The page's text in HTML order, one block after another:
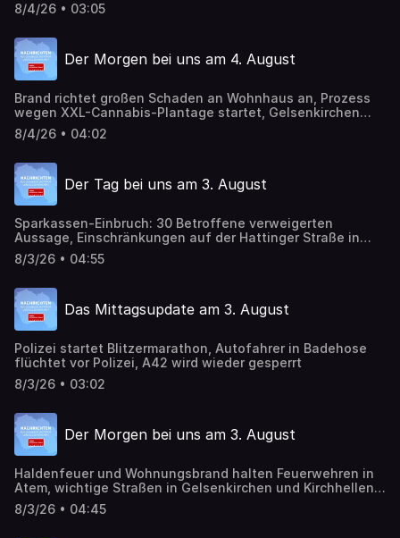
Prosperstraße
8/4/26 • 03:05
Der Morgen bei uns am 4. August
Brand richtet großen Schaden an Wohnhaus an, Prozess
wegen XXL-Cannabis-Plantage startet, Gelsenkirchen
darf Straftäter abschieben, Verkehrsbehinderungen in
Gelsenkirchen-Beckhausen
8/4/26 • 04:02
Der Tag bei uns am 3. August
Sparkassen-Einbruch: 30 Betroffene verweigerten
Aussage, Einschränkungen auf der Hattinger Straße in
Gelsenkirchen, A42 heute Nacht dicht, Edin Džeko
verlängert bei Schalke 04
8/3/26 • 04:55
Das Mittagsupdate am 3. August
Polizei startet Blitzermarathon, Autofahrer in Badehose
flüchtet vor Polizei, A42 wird wieder gesperrt
8/3/26 • 03:02
Der Morgen bei uns am 3. August
Haldenfeuer und Wohnungsbrand halten Feuerwehren in
Atem, wichtige Straßen in Gelsenkirchen und Kirchhellen
gesperrt, Dzeko zum Medizincheck auf Schalke
8/3/26 • 04:45